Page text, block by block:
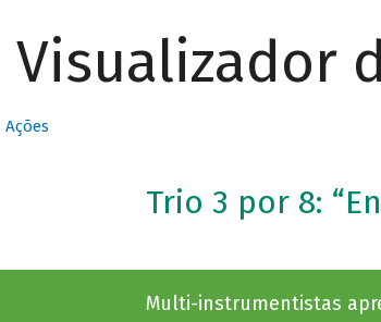
Visualizador
Ações
Trio 3 por 8:
Multi-instrumentistas